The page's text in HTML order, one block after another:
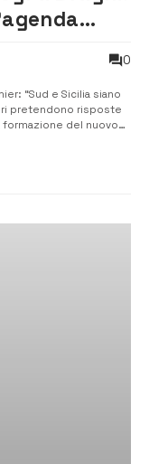
0
“Sud e Sicilia siano
pretendono risposte
formazione del nuovo
il segretario t...